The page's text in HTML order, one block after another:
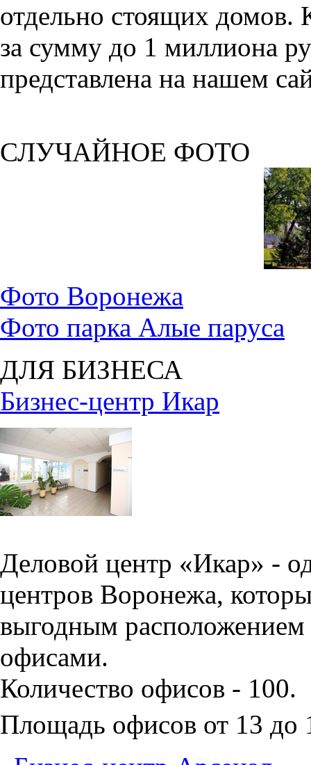
отдельно стоящих домов.
за сумму до 1 миллиона
представлена на нашем
СЛУЧАЙНОЕ ФОТО
Фото Воронежа
Фото парка Алые паруса
ДЛЯ БИЗНЕСА
Бизнес-центр Икар
Деловой центр «Икар» -
центров Воронежа,
выгодным
офисами.
Количество офисов - 100.
Площадь офисов от 13 до